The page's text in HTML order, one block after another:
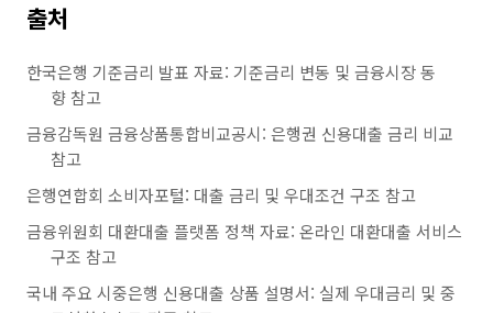
출처
한국은행 기준금리 발표 자료: 기준금리 변동 및 금융시장 동
향 참고
금융감독원 금융상품통합비교공시: 은행권 신용대출 금리 비교
참고
은행연합회 소비자포털: 대출 금리 및 우대조건 구조 참고
금융위원회 대환대출 플랫폼 정책 자료: 온라인 대환대출 서비스
구조 참고
국내 주요 시중은행 신용대출 상품 설명서: 실제 우대금리 및 중